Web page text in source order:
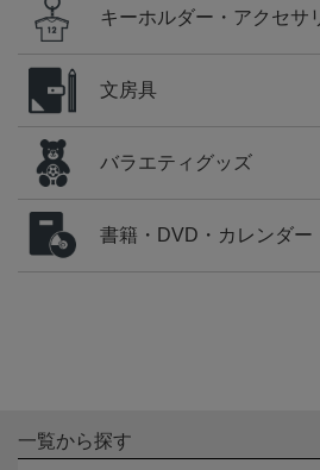
キーホルダー・アクセサ
文房具
バラエティグッズ
書籍・DVD・カレンダー
一覧から探す